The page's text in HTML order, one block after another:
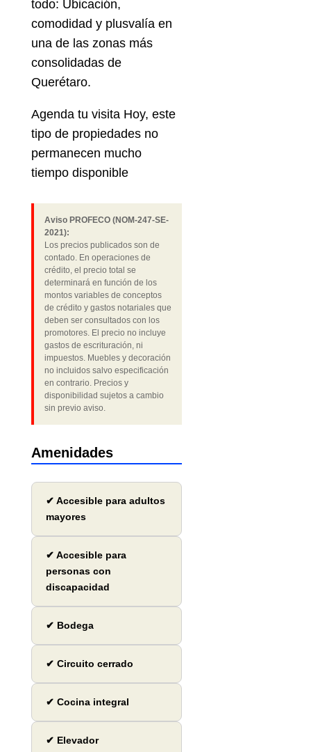
todo: Ubicación,
comodidad y plusvalía en
una de las zonas más
consolidadas de
Querétaro.
Agenda tu visita Hoy, este
tipo de propiedades no
permanecen mucho
tiempo disponible
Aviso PROFECO (NOM-247-SE-
2021):
Los precios publicados son de
contado. En operaciones de
crédito, el precio total se
determinará en función de los
montos variables de conceptos
de crédito y gastos notariales que
deben ser consultados con los
promotores. El precio no incluye
gastos de escrituración, ni
impuestos. Muebles y decoración
no incluidos salvo especificación
en contrario. Precios y
disponibilidad sujetos a cambio
sin previo aviso.
Amenidades
✔ Accesible para adultos
mayores
✔ Accesible para
personas con
discapacidad
✔ Bodega
✔ Circuito cerrado
✔ Cocina integral
✔ Elevador